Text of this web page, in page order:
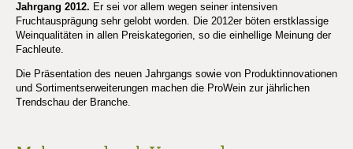
Jahrgang 2012. Er sei vor allem wegen seiner intensiven
Fruchtausprägung sehr gelobt worden. Die 2012er böten erstklassige
Weinqualitäten in allen Preiskategorien, so die einhellige Meinung der
Fachleute.
Die Präsentation des neuen Jahrgangs sowie von Produktinnovationen
und Sortimentserweiterungen machen die ProWein zur jährlichen
Trendschau der Branche.